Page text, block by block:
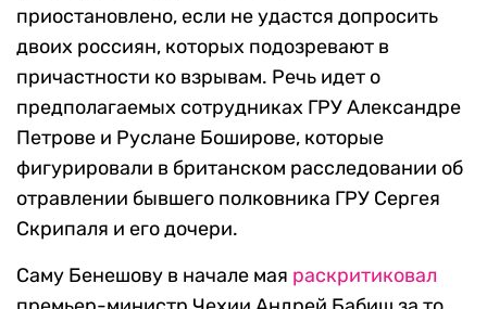
приостановлено, если не удастся допросить
двоих россиян, которых подозревают в
причастности ко взрывам. Речь идет о
предполагаемых сотрудниках ГРУ Александре
Петрове и Руслане Боширове, которые
фигурировали в британском расследовании об
отравлении бывшего полковника ГРУ Сергея
Скрипаля и его дочери.
Саму Бенешову в начале мая раскритиковал